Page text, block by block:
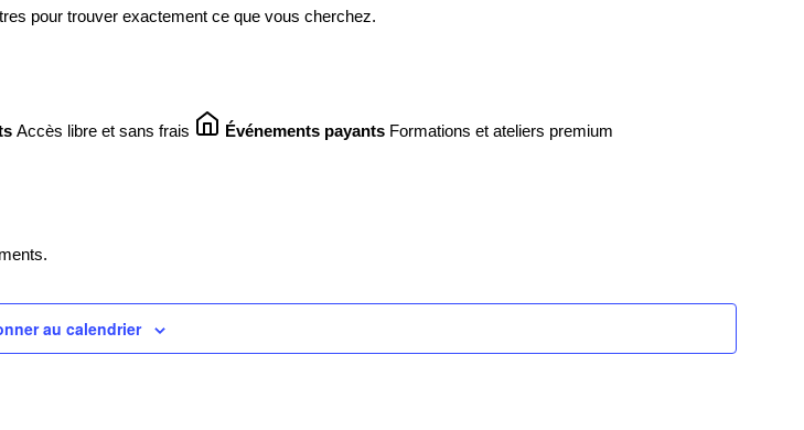
pour trouver exactement ce que vous cherchez.
Accès libre et sans frais Événements payants Formations et ateliers premium
au calendrier